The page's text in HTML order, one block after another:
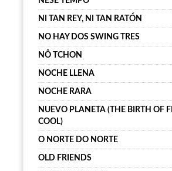
NI TAN REY, NI TAN RATÓN
NO HAY DOS SWING TRES
NÔ TCHON
NOCHE LLENA
NOCHE RARA
NUEVO PLANETA (THE BIRTH OF
COOL)
O NORTE DO NORTE
OLD FRIENDS